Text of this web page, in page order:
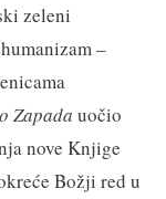
zeleni
–
Zapada uočio
nove Knjige
Božji red u